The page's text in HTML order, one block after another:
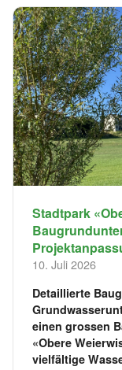
Stadtpark
10. Juli 2026
Detaillierte
einen grossen
«Obere
vielfältige